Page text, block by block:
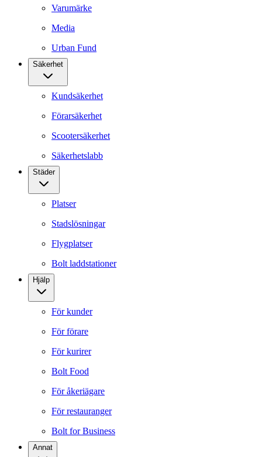
Varumärke
Media
Urban Fund
Säkerhet
Kundsäkerhet
Förarsäkerhet
Scootersäkerhet
Säkerhetslabb
Städer
Platser
Stadslösningar
Flygplatser
Bolt laddstationer
Hjälp
För kunder
För förare
För kurirer
Bolt Food
För åkeriägare
För restauranger
Bolt for Business
Annat